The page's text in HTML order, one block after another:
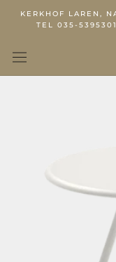
KERKHOF LAREN,
TEL 035-